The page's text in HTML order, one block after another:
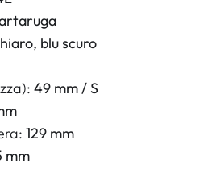
blu scuro
49 mm / S
129 mm
mm